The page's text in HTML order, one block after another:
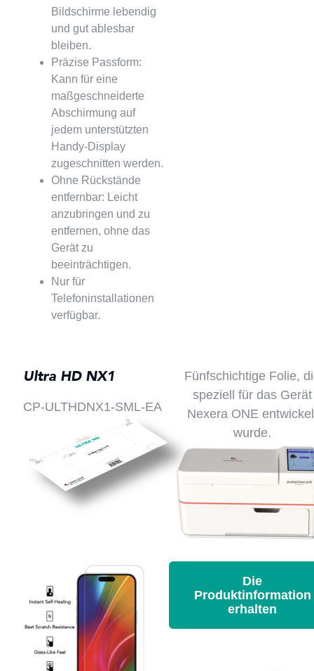
Bildschirme lebendig
und gut ablesbar
bleiben.
Präzise Passform:
Kann für eine
maßgeschneiderte
Abschirmung auf
jedem unterstützten
Handy-Display
zugeschnitten werden.
Ohne Rückstände
entfernbar: Leicht
anzubringen und zu
entfernen, ohne das
Gerät zu
beeinträchtigen.
Nur für
Telefoninstallationen
verfügbar.
Ultra HD NX1
CP-ULTHDNX1-SML-EA
Fünfschichtige Folie,
speziell für das Gerät
Nexera ONE
wurde.
Die
Produktinformation
erhalten